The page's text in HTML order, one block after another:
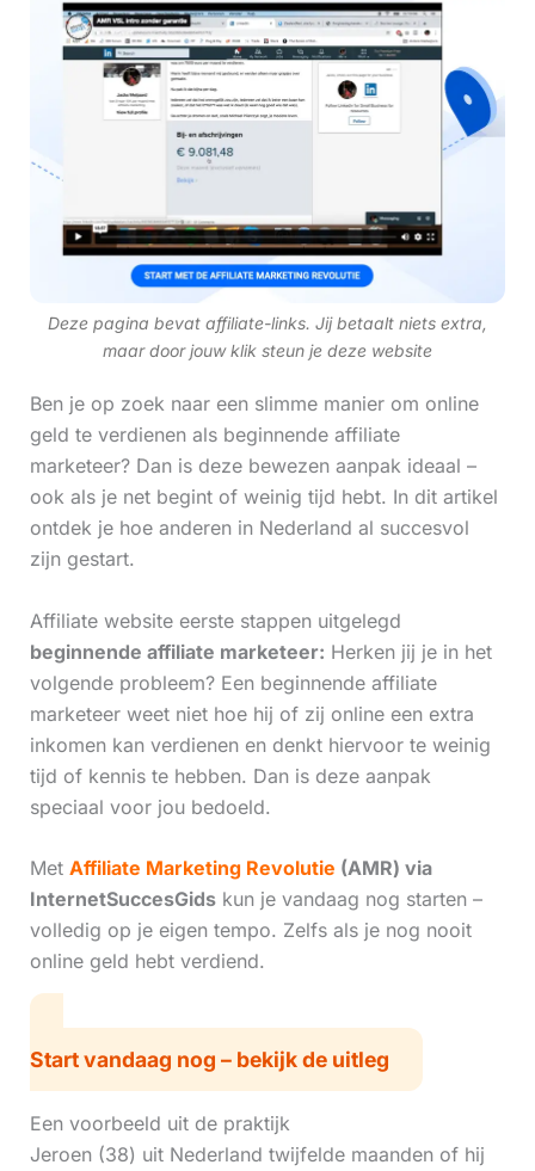
Deze pagina bevat affiliate-links. Jij betaalt niets extra,
maar door jouw klik steun je deze website
Ben je op zoek naar een slimme manier om online
geld te verdienen als beginnende affiliate
marketeer? Dan is deze bewezen aanpak ideaal –
ook als je net begint of weinig tijd hebt. In dit artikel
ontdek je hoe anderen in Nederland al succesvol
zijn gestart.
Affiliate website eerste stappen uitgelegd
beginnende affiliate marketeer: Herken jij je in het
volgende probleem? Een beginnende affiliate
marketeer weet niet hoe hij of zij online een extra
inkomen kan verdienen en denkt hiervoor te weinig
tijd of kennis te hebben. Dan is deze aanpak
speciaal voor jou bedoeld.
Met Affiliate Marketing Revolutie (AMR) via
InternetSuccesGidskun je vandaag nog starten –
volledig op je eigen tempo. Zelfs als je nog nooit
online geld hebt verdiend.
Start vandaag nog – bekijk de uitleg
Een voorbeeld uit de praktijk
Jeroen (38) uit Nederland twijfelde maanden of hij